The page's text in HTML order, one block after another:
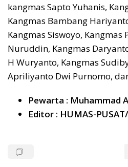
kangmas Sapto Yuhanis,
Kangmas Bambang
Kangmas Siswoyo, Kangmas
Nuruddin, Kangmas
H Wuryanto, Kangmas
Apriliyanto Dwi Purnomo,
Pewarta : Muhammad
Editor : HUMAS-